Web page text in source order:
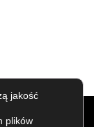
jakość
plików